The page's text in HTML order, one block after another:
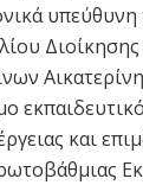
εκπαιδευτικό
και